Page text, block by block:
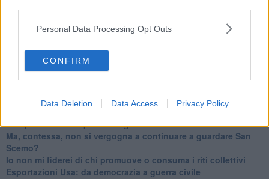
Personal Data Processing Opt Outs
CONFIRM
Data Deletion Data Access Privacy Policy
dell’opposizione
​Date loro l’Oscar al posto del Nobel per la Pace
L'umanizzazione dell'economia e della politica
​Dopo il diluvio dei NO: un patto intergenerazionale
​Un grandioso NO ai falchi teocratici e ai loro vassalli
Donald e Bibi confinati nell’isola di St James?
L’italiano vero e la paura che al referendum vinca il No
​Complottismo o capitalismo globale?
​Ma, contessa, non si vergogna a continuare a guardare San
Scemo?
​Io non mi fiderei di chi promuove o consuma i riti collettivi
Esportazioni Usa: da democrazia a guerra civile